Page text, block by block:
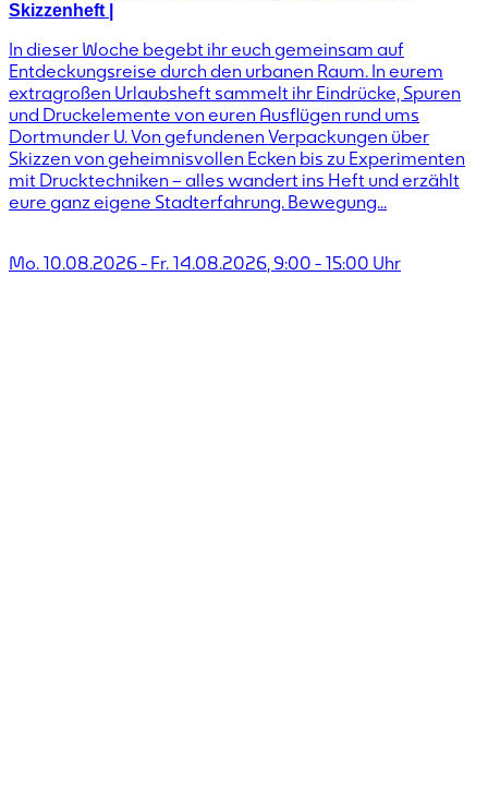
Skizzenheft |
In dieser Woche begebt ihr euch gemeinsam auf
Entdeckungsreise durch den urbanen Raum. In eurem
extragroßen Urlaubsheft sammelt ihr Eindrücke, Spuren
und Druckelemente von euren Ausflügen rund ums
Dortmunder U. Von gefundenen Verpackungen über
Skizzen von geheimnisvollen Ecken bis zu Experimenten
mit Drucktechniken – alles wandert ins Heft und erzählt
eure ganz eigene Stadterfahrung. Bewegung...
Mo. 10.08.2026- Fr. 14.08.2026 9:00 - 15:00 Uhr